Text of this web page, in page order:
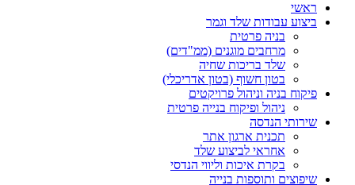
ראשי
ביצוע עבודות שלד וגמר
בניה פרטית
מרחבים מוגנים (ממ"דים)
שלד בריכות שחיה
בטון חשוף (בטון אדריכלי)
פיקוח בניה וניהול פרויקטים
ניהול ופיקוח בנייה פרטית
שירותי הנדסה
תכנית ארגון אתר
אחראי לביצוע שלד
בקרת איכות וליווי הנדסי
שיפוצים ותוספות בנייה